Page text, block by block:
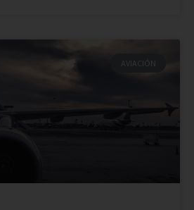
AVIACIÓN